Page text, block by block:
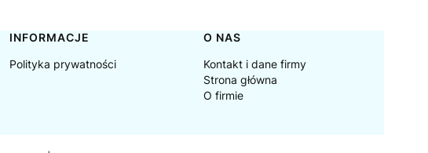
INFORMACJE
Polityka prywatności
O NAS
Kontakt i dane firmy
Strona główna
O firmie